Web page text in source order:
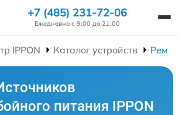
+7 (485) 231-72-06
Ежедневно с 9:00 до 21:00
IPPON Каталог устройств
питания IPPON